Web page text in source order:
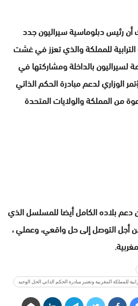
أن رئيس دبلوماسية سيراليون جدد
الترابية للمملكة والذي تعزز في غشت
لسيراليون بالداخلة ومشاركتها في
في المؤتمر الوزاري لدعم مبادرة الحكم الذاتي
من المملكة والولايات المتحدة
بلاده الكامل أيضا للمسلسل الذي
أجل التوصل إلى حل واقعي، وعملي ،
للمملكة المغربية وتعتبر مبادرة الحكم الذاتي الحل الوحيد